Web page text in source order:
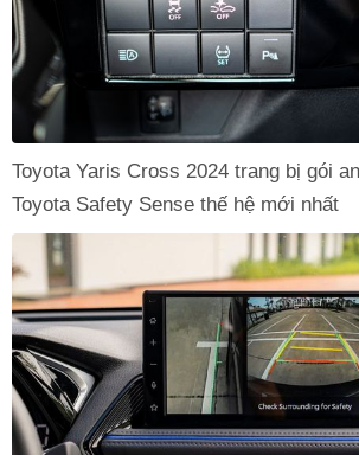
Toyota Yaris Cross 2024 trang bị gói
Toyota Safety Sense thế hệ mới nhất